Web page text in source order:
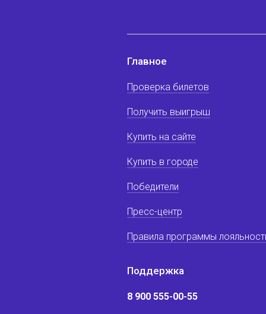
Главное
Проверка билетов
Получить выигрыш
Купить на сайте
Купить в городе
Победители
Пресс-центр
Правила программы
Поддержка
8 900 555-00-55